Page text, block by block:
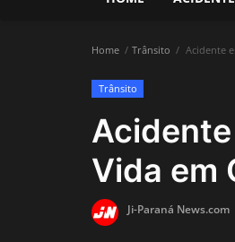
Home Trânsito Acidente
Trânsito
Vida em
Ji-Paraná News.com